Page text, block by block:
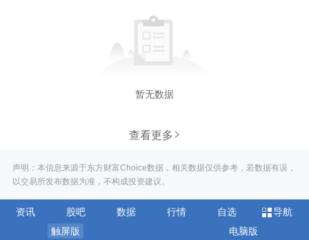
暂无数据
查看更多
声明：本信息来源于东方财富Choice数据，相关数据仅供参考，若数据有误，
以交易所发布数据为准，不构成投资建议。
资讯 股吧 数据 行情 自选
导航
触屏版
电脑版